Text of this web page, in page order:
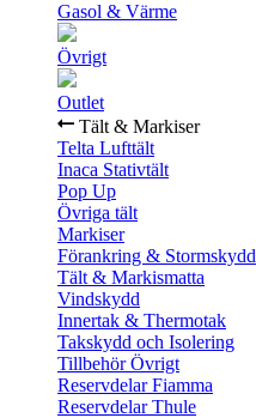
Gasol & Värme
Övrigt
Outlet
Tält & Markiser
Telta Lufttält
Inaca Stativtält
Pop Up
Övriga tält
Markiser
Förankring & Stormskydd
Tält & Markismatta
Vindskydd
Innertak & Thermotak
Takskydd och Isolering
Tillbehör Övrigt
Reservdelar Fiamma
Reservdelar Thule